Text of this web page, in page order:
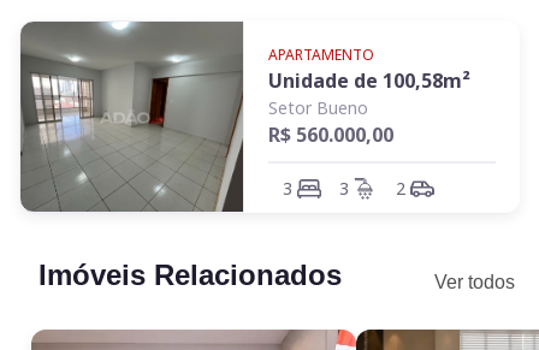
APARTAMENTO
Unidade de 100,58m²
Setor Bueno
R$ 560.000,00
3 3 2
Imóveis Relacionados Ver todos